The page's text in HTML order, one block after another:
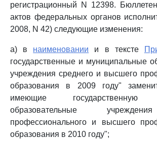
регистрационный N 12398.
актов федеральных органов
2008, N 42) следующие изменения:
а) в наименовании и в тексте
государственные и муниципальные
учреждения среднего и высшего
образования в 2009 году"
имеющие государственную
образовательные
профессионального и высшего
образования в 2010 году";